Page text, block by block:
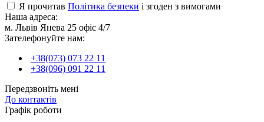
Я прочитав Політика безпеки і згоден з вимогами
Наша адреса:
м. Львів Янева 25 офіс 4/7
Зателефонуйте нам:
+38(073) 073 22 11
+38(096) 091 22 11
Передзвоніть мені
До контактів
Графік роботи